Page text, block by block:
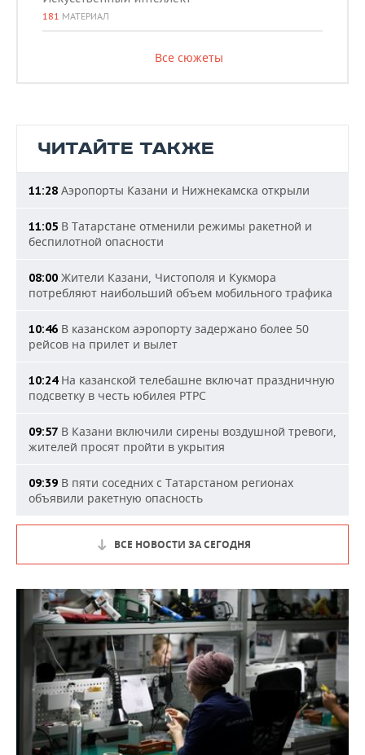
181 МАТЕРИАЛ
Все сюжеты
ЧИТАЙТЕ ТАКЖЕ
11:28 Аэропорты Казани и Нижнекамска открыли
11:05 В Татарстане отменили режимы ракетной и
беспилотной опасности
08:00 Жители Казани, Чистополя и Кукмора
потребляют наибольший объем мобильного трафика
10:46 В казанском аэропорту задержано более 50
рейсов на прилет и вылет
10:24На казанской телебашне включат праздничную
подсветку в честь юбилея РТРС
09:57 В Казани включили сирены воздушной тревоги,
жителей просят пройти в укрытия
09:39 В пяти соседних с Татарстаном регионах
объявили ракетную опасность
ВСЕ НОВОСТИ ЗА СЕГОДНЯ